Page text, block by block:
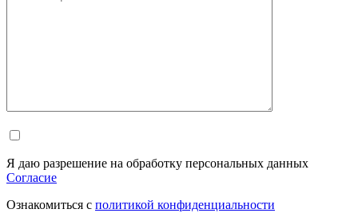
Я даю разрешение на обработку персональных данных
Согласие
Ознакомиться с политикой конфиденциальности